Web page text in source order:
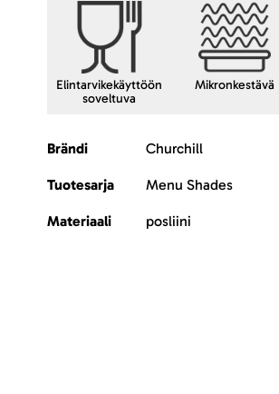
Elintarvikekäyttöön
soveltuva
Mikronkestävä
Lisätietoja
Brändi Churchill
Tuotesarja Menu Shades
Materiaali posliini